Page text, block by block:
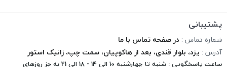
پشتیبانی
شماره تماس : در صفحه تماس با ما
آدرس : یزد، بلوار قندی، بعد از هاکوپیان، سمت چپ، زانیک استور
ساعت پاسخگویی : شنبه تا چهارشنبه 10 الی 14 - 18 الی 21 به جز روزهای